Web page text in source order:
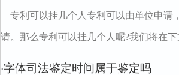
专利可以挂几个人专利可以由单位申请
请。那么专利可以挂几个人呢?我们将在
·字体司法鉴定时间属于鉴定吗